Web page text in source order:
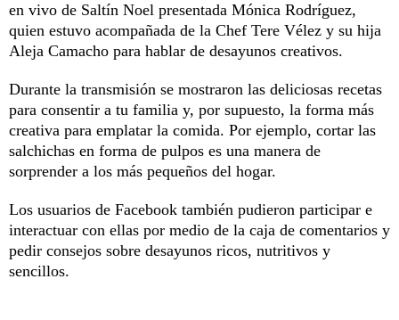
en vivo de Saltín Noel presentada Mónica Rodríguez,
quien estuvo acompañada de la Chef Tere Vélez y su hija
Aleja Camacho para hablar de desayunos creativos.
Durante la transmisión se mostraron las deliciosas recetas
para consentir a tu familia y, por supuesto, la forma más
creativa para emplatar la comida. Por ejemplo, cortar las
salchichas en forma de pulpos es una manera de
sorprender a los más pequeños del hogar.
Los usuarios de Facebook también pudieron participar e
interactuar con ellas por medio de la caja de comentarios y
pedir consejos sobre desayunos ricos, nutritivos y
sencillos.